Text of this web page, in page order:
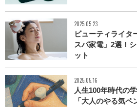
2025.05.23
ビューティライタ
スパ家電」2選！
ット
2025.05.16
人生100年時代の
「大人のやる気